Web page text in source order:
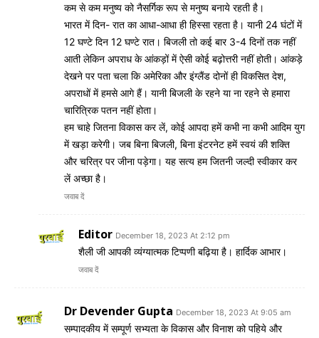
कम से कम मनुष्य को नैसर्गिक रूप से मनुष्य बनाये रहती है।
भारत में दिन- रात का आधा-आधा ही हिस्सा रहता है। यानी 24 घंटों में
12 घण्टे दिन 12 घण्टे रात। बिजली तो कई बार 3-4 दिनों तक नहीं
आती लेकिन अपराध के आंकड़ों में ऐसी कोई बढ़ोत्तरी नहीं होती। आंकड़े
देखने पर पता चला कि अमेरिका और इंग्लैंड दोनों ही विकसित देश,
अपराधों में हमसे आगे हैं। यानी बिजली के रहने या ना रहने से हमारा
चारित्रिक पतन नहीं होता।
हम चाहे जितना विकास कर लें, कोई आपदा हमें कभी ना कभी आदिम युग
में खड़ा करेगी। जब बिना बिजली, बिना इंटरनेट हमें स्वयं की शक्ति
और चरित्र पर जीना पड़ेगा। यह सत्य हम जितनी जल्दी स्वीकार कर
लें अच्छा है।
जवाब दें
Editor December 18, 2023 At 2:12 pm
शैली जी आपकी व्यंग्यात्मक टिप्पणी बढ़िया है। हार्दिक आभार।
जवाब दें
Dr Devender Gupta December 18, 2023 At 9:05 am
सम्पादकीय में सम्पूर्ण सभ्यता के विकास और विनाश को पहिये और